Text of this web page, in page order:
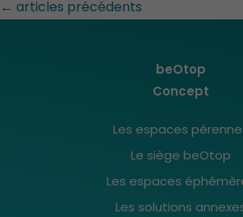
← articles précédents
beOtop
Concept
Les espaces
Le siège beOtop
Les espaces
Les solutions